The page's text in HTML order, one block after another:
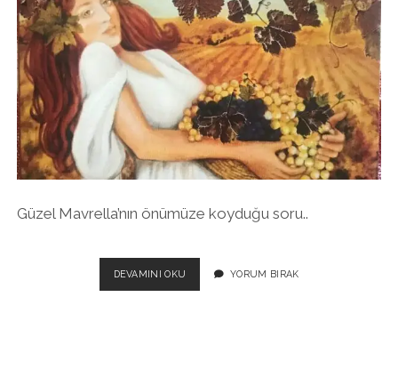
Güzel Mavrella’nın önümüze koyduğu soru..
DEVAMINI OKU İNSANLIĞI
NASIL
YORUM BIRAK